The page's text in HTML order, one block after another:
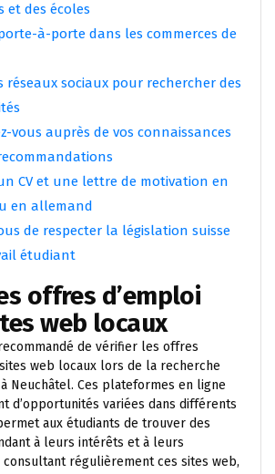
et des écoles
à-porte dans les commerces de
réseaux sociaux pour rechercher des
vous auprès de vos connaissances
CV et une lettre de motivation en
en allemand
de respecter la législation suisse
étudiant
offres d’emploi
web locaux
de vérifier les offres
web locaux lors de la recherche
Neuchâtel. Ces plateformes en ligne
d’opportunités variées dans différents
aux étudiants de trouver des
à leurs intérêts et à leurs
consultant régulièrement ces sites web,